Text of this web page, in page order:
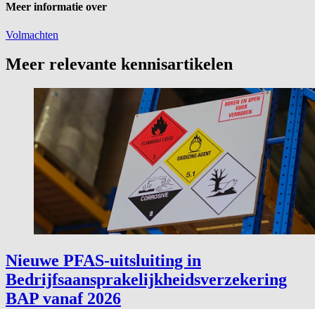
Meer informatie over
Volmachten
Meer relevante kennisartikelen
Nieuwe PFAS-uitsluiting in
Bedrijfsaansprakelijkheidsverzekering
BAP vanaf 2026